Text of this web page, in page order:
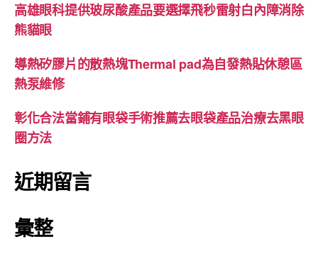
高雄眼科提供玻尿酸產品要選擇飛秒雷射白內障消除
熊貓眼
導熱矽膠片的散熱塊Thermal pad為自發熱貼休憩區
熱泵維修
彰化合法當鋪有眼袋手術推薦去眼袋產品治療去黑眼
圈方法
近期留言
彙整